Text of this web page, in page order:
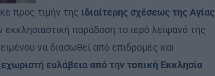
προς τιμήν της ιδιαίτερης σχέσεως της Αγίας
παράδοση το ιερό λείψανό της
να διασωθεί από επιδρομές και
ευλάβεια από την τοπική Εκκλησία